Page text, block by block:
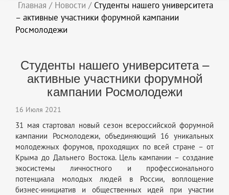
Главная / Новости / Студенты нашего университета
– активные участники форумной кампании
Росмолодежи
Студенты нашего университета –
активные участники форумной
кампании Росмолодежи
16 Июля 2021
31 мая стартовал новый сезон всероссийской форумной
кампании Росмолодежи, объединяющий 16 уникальных
молодежных форумов, проходящих по всей стране – от
Крыма до Дальнего Востока. Цель кампании – создание
экосистемы личностного и профессионального
потенциала молодых людей в России, воплощение
бизнес-инициатив и общественных идей при участии